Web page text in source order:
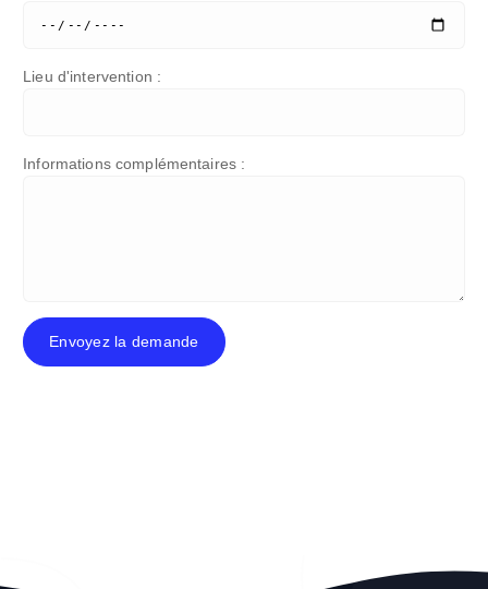
Lieu d'intervention :
Informations complémentaires :
Envoyez la demande